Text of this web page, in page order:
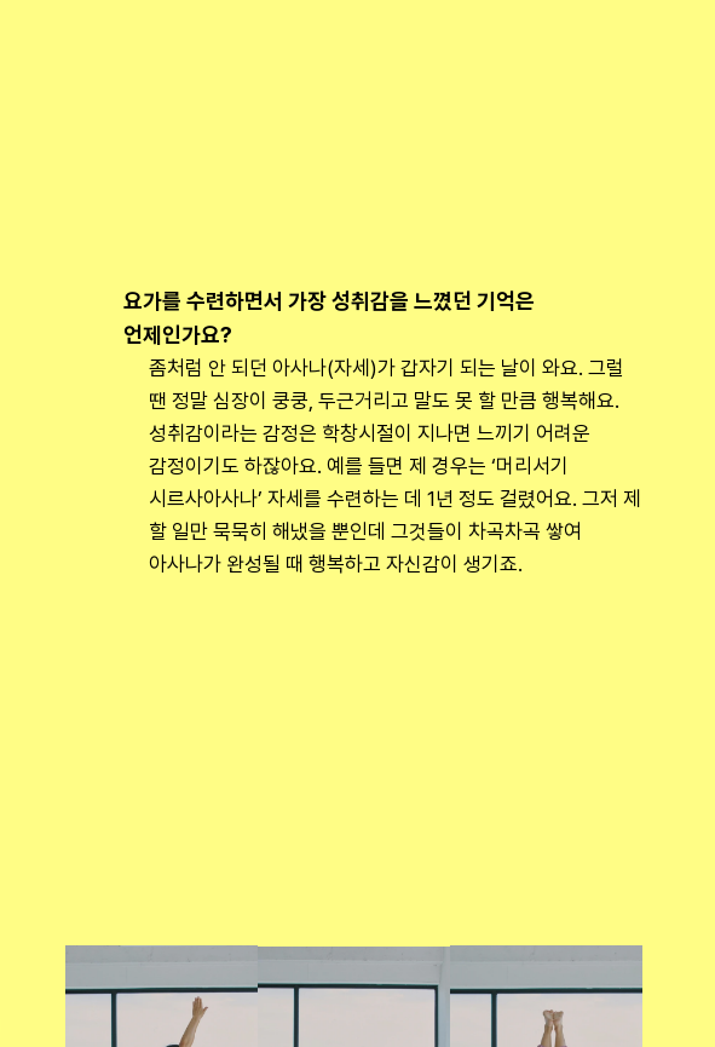
요가를 수련하면서 가장 성취감을 느꼈던 기억은
언제인가요?
좀처럼 안 되던 아사나(자세)가 갑자기 되는 날이 와요. 그럴
땐 정말 심장이 쿵쿵, 두근거리고 말도 못 할 만큼 행복해요.
성취감이라는 감정은 학창시절이 지나면 느끼기 어려운
감정이기도 하잖아요. 예를 들면 제 경우는 ‘머리서기
시르사아사나’ 자세를 수련하는 데 1년 정도 걸렸어요. 그저 제
할 일만 묵묵히 해냈을 뿐인데 그것들이 차곡차곡 쌓여
아사나가 완성될 때 행복하고 자신감이 생기죠.